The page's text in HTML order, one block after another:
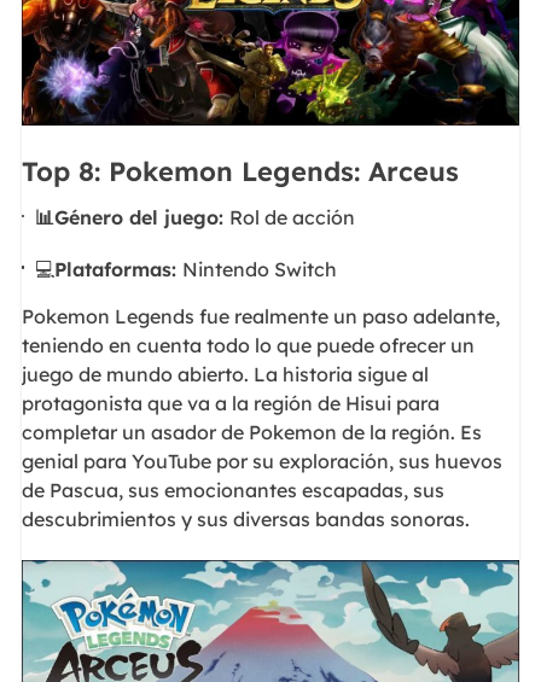
Top 8: Pokemon Legends: Arceus
📊Género del juego: Rol de acción
💻Plataformas: Nintendo Switch
Pokemon Legends fue realmente un paso adelante,
teniendo en cuenta todo lo que puede ofrecer un
juego de mundo abierto. La historia sigue al
protagonista que va a la región de Hisui para
completar un asador de Pokemon de la región. Es
genial para YouTube por su exploración, sus huevos
de Pascua, sus emocionantes escapadas, sus
descubrimientos y sus diversas bandas sonoras.